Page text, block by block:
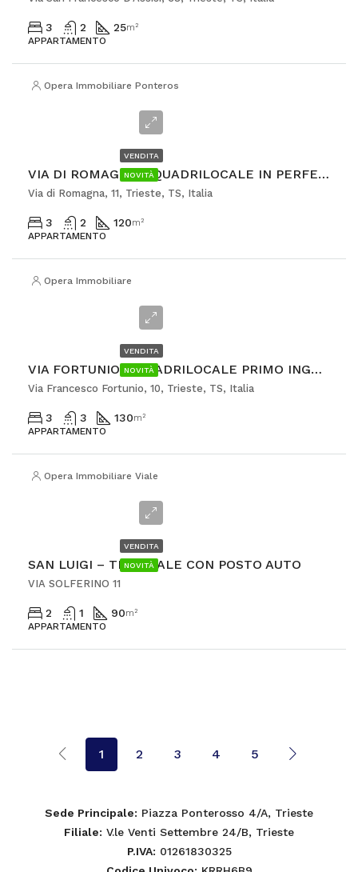
3 2 25m²
APPARTAMENTO
Opera Immobiliare Ponterosso
VENDITA
NOVITÀ VIA DI ROMAGNA – QUADRILOCALE IN PERFETTE CONDIZIONI CON POSTEGGIO
Via di Romagna, 11, Trieste, TS, Italia
3 2 120m²
APPARTAMENTO
Opera Immobiliare
VENDITA
NOVITÀ VIA FORTUNIO – QUADRILOCALE PRIMO INGRESSO
Via Francesco Fortunio, 10, Trieste, TS, Italia
3 3 130m²
APPARTAMENTO
Opera Immobiliare Viale
VENDITA
NOVITÀ
SAN LUIGI – TRILOCALE CON POSTO AUTO
VIA SOLFERINO 11
2 1 90m²
APPARTAMENTO
1 2 3 4 5
Sede Principale: Piazza Ponterosso 4/A, Trieste
Filiale: V.le Venti Settembre 24/B, Trieste
P.IVA: 01261830325